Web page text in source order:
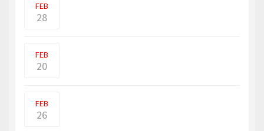
FEB
28
FEB
20
FEB
26